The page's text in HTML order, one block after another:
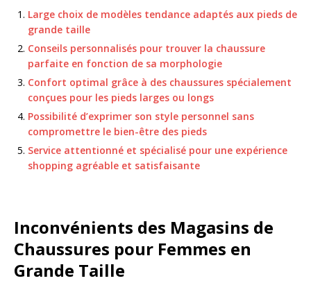
Large choix de modèles tendance adaptés aux pieds de
grande taille
Conseils personnalisés pour trouver la chaussure
parfaite en fonction de sa morphologie
Confort optimal grâce à des chaussures spécialement
conçues pour les pieds larges ou longs
Possibilité d’exprimer son style personnel sans
compromettre le bien-être des pieds
Service attentionné et spécialisé pour une expérience
shopping agréable et satisfaisante
Inconvénients des Magasins de
Chaussures pour Femmes en
Grande Taille